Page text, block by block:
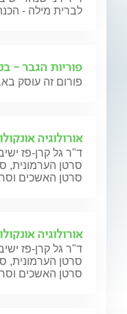
לברית מילה -
פוריות הגבר -
פורום זה עוסק
אורולוגיה
ד"ר גל קרן-פז
סרטן הערמונית,
סרטן האשכים
אורולוגיה
ד"ר גל קרן-פז
סרטן הערמונית,
סרטן האשכים